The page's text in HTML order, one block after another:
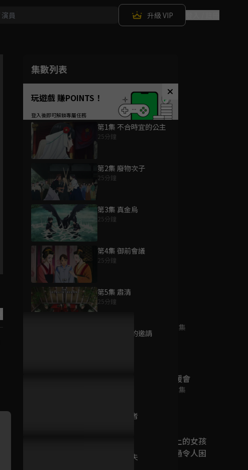
升級 VIP
集數列表
玩遊戲 賺POINTS！
第1集 不合時宜的公主
25分鐘
第2集 廢物次子
25分鐘
第3集 真金烏
25分鐘
第4集 御前會議
25分鐘
第5集 肅清
25分鐘
第6集 七夕的邀請
第8集 入侵者
第9集 烏太夫
為您推薦
已完結 / 共 12 集
霧尾粉絲後援會
已完結 / 共 12 集
在沖繩喜歡上的女孩
方言講得太過令人困